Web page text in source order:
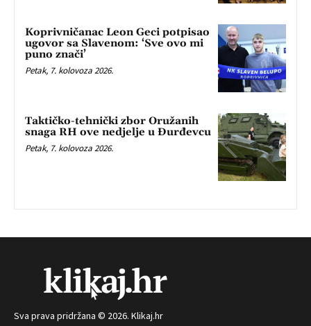
Koprivničanac Leon Geci potpisao
ugovor sa Slavenom: ‘Sve ovo mi
puno znači’
Petak, 7. kolovoza 2026.
Taktičko-tehnički zbor Oružanih
snaga RH ove nedjelje u Đurđevcu
Petak, 7. kolovoza 2026.
Sva prava pridržana © 2026. Klikaj.hr